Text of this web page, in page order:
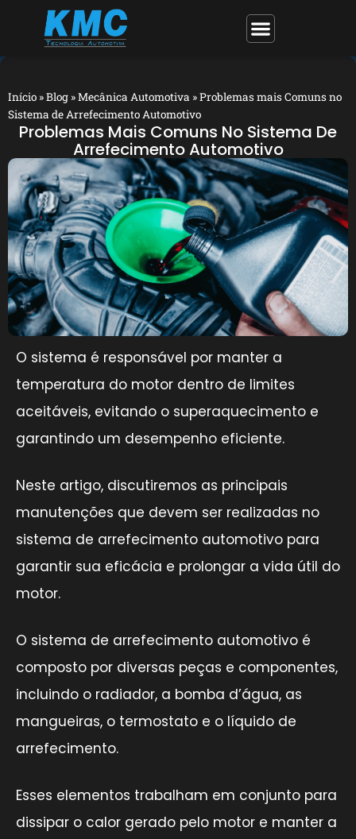
Início »Blog »Mecânica Automotiva »Problemas mais Comuns no
Sistema de Arrefecimento Automotivo
Problemas Mais Comuns No Sistema De
Arrefecimento Automotivo
O sistema é responsável por manter a
temperatura do motor dentro de limites
aceitáveis, evitando o superaquecimento e
garantindo um desempenho eficiente.
Neste artigo, discutiremos as principais
manutenções que devem ser realizadas no
sistema de arrefecimento automotivo para
garantir sua eficácia e prolongar a vida útil do
motor.
O sistema de arrefecimento automotivo é
composto por diversas peças e componentes,
incluindo o radiador, a bomba d’água, as
mangueiras, o termostato e o líquido de
arrefecimento.
Esses elementos trabalham em conjunto para
dissipar o calor gerado pelo motor e manter a